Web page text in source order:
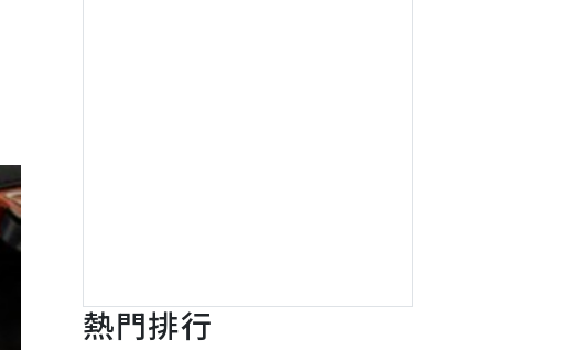
熱門排行